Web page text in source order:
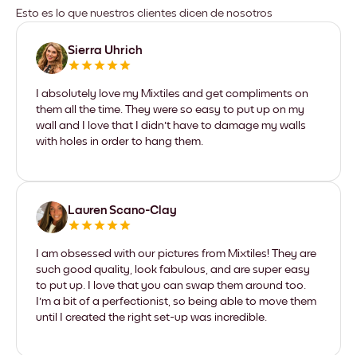
Esto es lo que nuestros clientes dicen de nosotros
Sierra Uhrich
I absolutely love my Mixtiles and get compliments on
them all the time. They were so easy to put up on my
wall and I love that I didn't have to damage my walls
with holes in order to hang them.
Lauren Scano-Clay
I am obsessed with our pictures from Mixtiles! They are
such good quality, look fabulous, and are super easy
to put up. I love that you can swap them around too.
I'm a bit of a perfectionist, so being able to move them
until I created the right set-up was incredible.